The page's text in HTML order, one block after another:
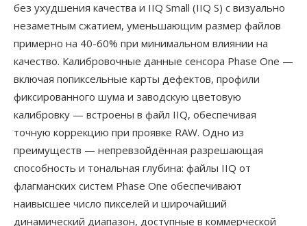
без ухудшения качества и IIQ Small (IIQ S) с визуально
незаметным сжатием, уменьшающим размер файлов
примерно на 40-60% при минимальном влиянии на
качество. Калибровочные данные сенсора Phase One —
включая попиксельные карты дефектов, профили
фиксированного шума и заводскую цветовую
калибровку — встроены в файл IIQ, обеспечивая
точную коррекцию при проявке RAW. Одно из
преимуществ — непревзойдённая разрешающая
способность и тональная глубина: файлы IIQ от
флагманских систем Phase One обеспечивают
наивысшее число пикселей и широчайший
динамический диапазон, доступные в коммерческой